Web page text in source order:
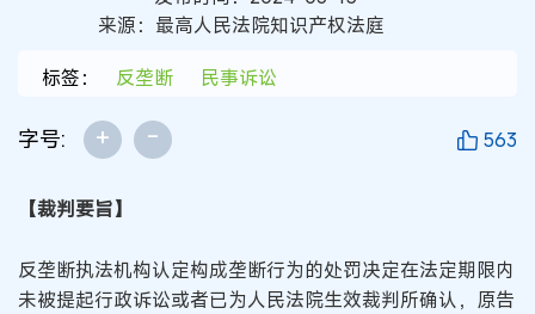
来源：最高人民法院知识产权法庭
标签：
反垄断 民事诉讼
字号: + - 563
【裁判要旨】
反垄断执法机构认定构成垄断行为的处罚决定在法定期限内
未被提起行政诉讼或者已为人民法院生效裁判所确认，原告